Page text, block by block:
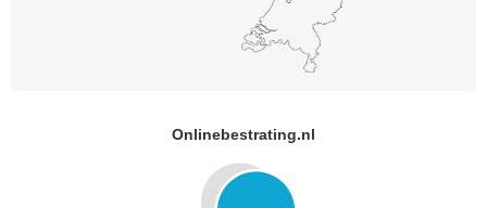
Onlinebestrating.nl